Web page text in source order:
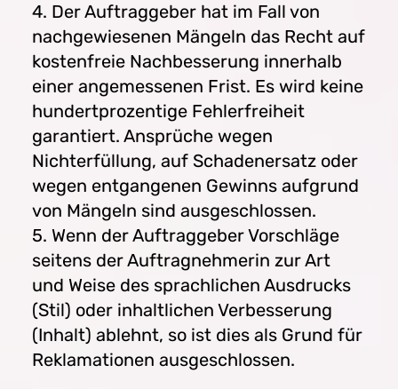
4. Der Auftraggeber hat im Fall von
nachgewiesenen Mängeln das Recht auf
kostenfreie Nachbesserung innerhalb
einer angemessenen Frist. Es wird keine
hundertprozentige Fehlerfreiheit
garantiert. Ansprüche wegen
Nichterfüllung, auf Schadenersatz oder
wegen entgangenen Gewinns aufgrund
von Mängeln sind ausgeschlossen.
5. Wenn der Auftraggeber Vorschläge
seitens der Auftragnehmerin zur Art
und Weise des sprachlichen Ausdrucks
(Stil) oder inhaltlichen Verbesserung
(Inhalt) ablehnt, so ist dies als Grund für
Reklamationen ausgeschlossen.